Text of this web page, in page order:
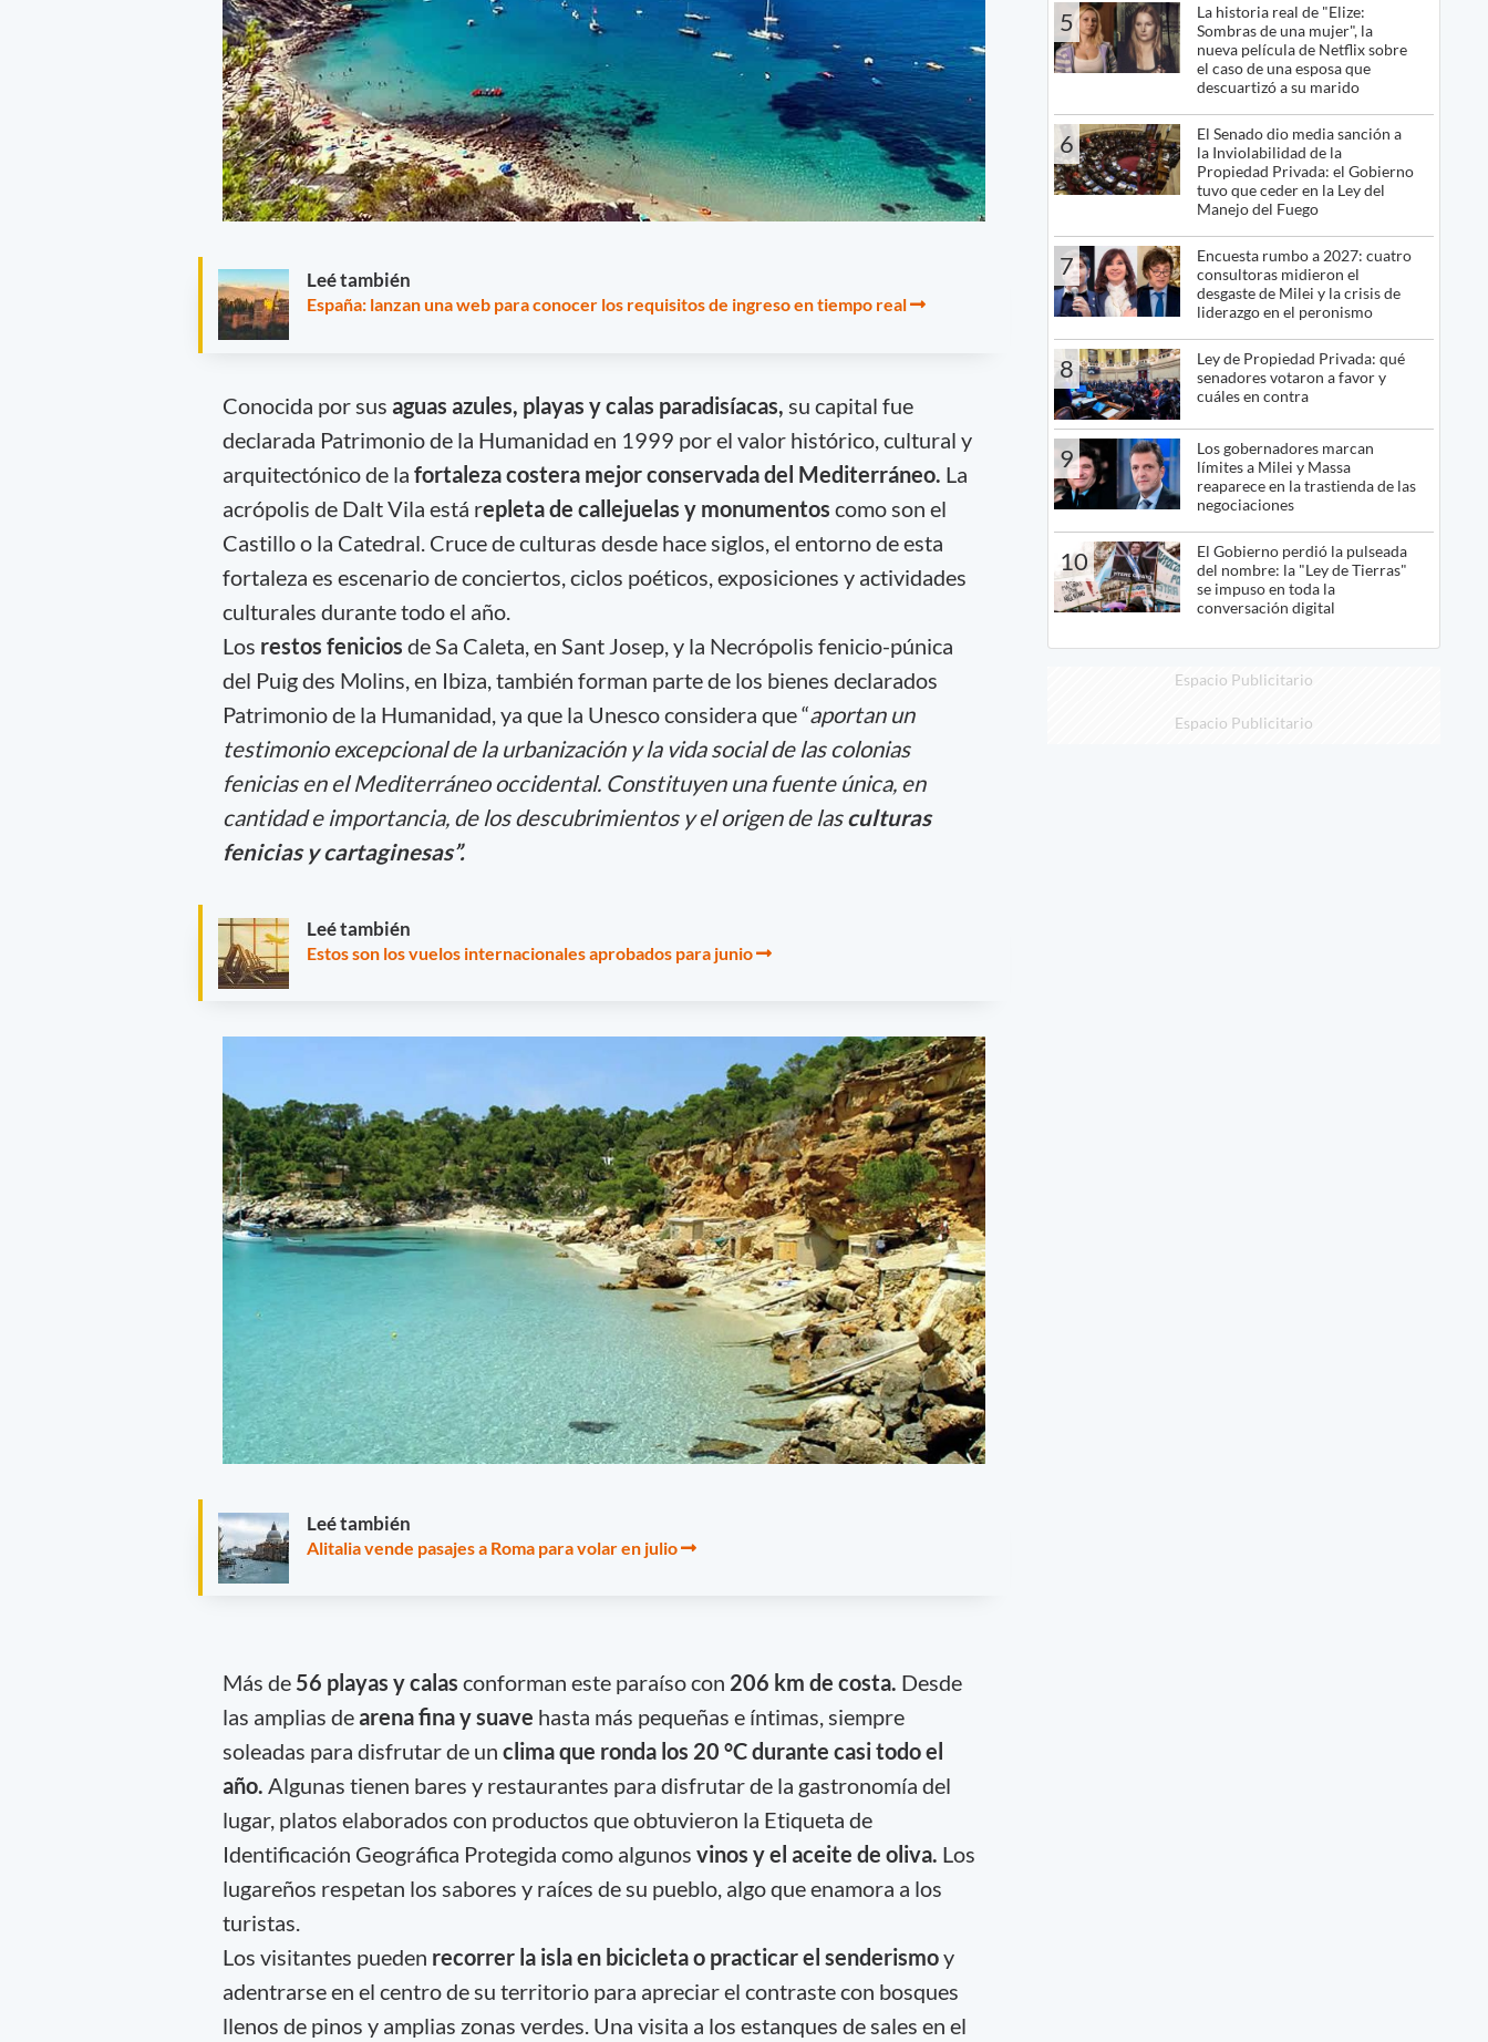
Leé también
España: lanzan una web para conocer los requisitos de ingreso en tiempo real
Conocida por sus aguas azules, playas y calas paradisíacas, su capital fue
declarada Patrimonio de la Humanidad en 1999 por el valor histórico, cultural y
arquitectónico de la fortaleza costera mejor conservada del Mediterráneo. La
acrópolis de Dalt Vila está repleta de callejuelas y monumentos como son el
Castillo o la Catedral. Cruce de culturas desde hace siglos, el entorno de esta
fortaleza es escenario de conciertos, ciclos poéticos, exposiciones y actividades
culturales durante todo el año.
Los restos fenicios de Sa Caleta, en Sant Josep, y la Necrópolis fenicio-púnica
del Puig des Molins, en Ibiza, también forman parte de los bienes declarados
Patrimonio de la Humanidad, ya que la Unesco considera que “aportan un
testimonio excepcional de la urbanización y la vida social de las colonias
fenicias en el Mediterráneo occidental. Constituyen una fuente única, en
cantidad e importancia, de los descubrimientos y el origen de lasculturas
fenicias y cartaginesas”.
Leé también
Estos son los vuelos internacionales aprobados para junio
Leé también
Alitalia vende pasajes a Roma para volar en julio
Más de 56 playas y calas conforman este paraíso con 206 km de costa. Desde
las amplias dearena fina y suave hasta más pequeñas e íntimas, siempre
soleadas para disfrutar de un clima que ronda los 20 °C durante casi todo el
año. Algunas tienen bares y restaurantes para disfrutar de la gastronomía del
lugar, platos elaborados con productos que obtuvieron la Etiqueta de
Identificación Geográfica Protegida como algunos vinos y el aceite de oliva. Los
lugareños respetan los sabores y raíces de su pueblo, algo que enamora a los
turistas.
Los visitantes pueden recorrer la isla en bicicleta o practicar el senderismoy
adentrarse en el centro de su territorio para apreciar el contraste con bosques
llenos de pinos y amplias zonas verdes. Una visita a los estanques de sales en el
5
La historia real de "Elize:
Sombras de una mujer", la
nueva película de Netflix sobre
el caso de una esposa que
descuartizó a su marido
6
El Senado dio media sanción a
la Inviolabilidad de la
Propiedad Privada: el Gobierno
tuvo que ceder en la Ley del
Manejo del Fuego
7
Encuesta rumbo a 2027: cuatro
consultoras midieron el
desgaste de Milei y la crisis de
liderazgo en el peronismo
8
Ley de Propiedad Privada: qué
senadores votaron a favor y
cuáles en contra
9
Los gobernadores marcan
límites a Milei y Massa
reaparece en la trastienda de las
negociaciones
10
El Gobierno perdió la pulseada
del nombre: la "Ley de Tierras"
se impuso en toda la
conversación digital
Espacio Publicitario
Espacio Publicitario